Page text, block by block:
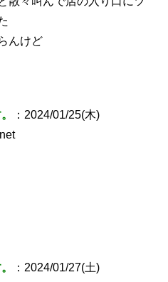
んけど
：2024/01/25(木)
：2024/01/27(土)